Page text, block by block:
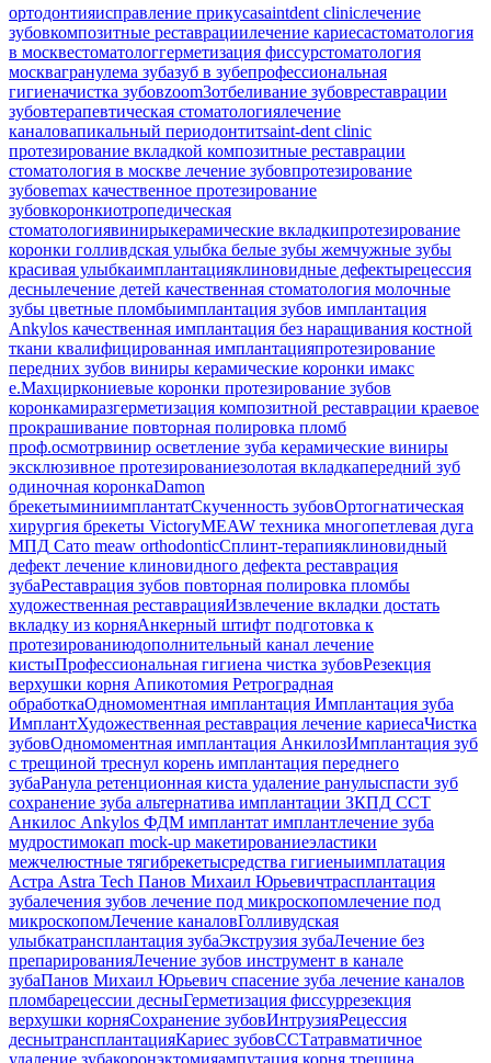
ортодонтияисправление прикусаsaintdent clinicлечение
зубовкомпозитные реставрациилечение кариесастоматология
в москвестоматологгерметизация фиссурстоматология
москвагранулема зубазуб в зубепрофессиональная
гигиеначистка зубовzoom3отбеливание зубовреставрации
зубовтерапевтическая стоматологиялечение
каналовапикальный периодонтитsaint-dent clinic
протезирование вкладкой композитные реставрации
стоматология в москве лечение зубовпротезирование
зубовemax качественное протезирование
зубовкоронкиотропедическая
стоматологиявинирыкерамические вкладкипротезирование
коронки голливдская улыбка белые зубы жемчужные зубы
красивая улыбкаимплантацияклиновидные дефектырецессия
деснылечение детей качественная стоматология молочные
зубы цветные пломбыимплантация зубов имплантация
Ankylos качественная имплантация без наращивания костной
ткани квалифицированная имплантацияпротезирование
передних зубов виниры керамические коронки имакс
e.Maxциркониевые коронки протезирование зубов
коронкамиразгерметизация композитной реставрации краевое
прокрашивание повторная полировка пломб
проф.осмотрвинир осветление зуба керамические виниры
эксклюзивное протезированиезолотая вкладкапередний зуб
одиночная коронкаDamon
брекетыминиимплантатСкученность зубовОртогнатическая
хирургия брекеты VictoryMEAW техника многопетлевая дуга
МПД Сато meaw orthodonticСплинт-терапияклиновидный
дефект лечение клиновидного дефекта реставрация
зубаРеставрация зубов повторная полировка пломбы
художественная реставрацияИзвлечение вкладки достать
вкладку из корняАнкерный штифт подготовка к
протезированиюдополнительный канал лечение
кистыПрофессиональная гигиена чистка зубовРезекция
верхушки корня Апикотомия Ретроградная
обработкаОдномоментная имплантация Имплантация зуба
ИмплантХудожественная реставрация лечение кариесаЧистка
зубовОдномоментная имплантация АнкилозИмплантация зуб
с трещиной треснул корень имплантация переднего
зубаРанула ретенционная киста удаление ранулыспасти зуб
сохранение зуба альтернатива имплантации ЗКПД ССТ
Анкилос Ankylos ФДМ имплантат имплантлечение зуба
мудростимокап mock-up макетированиеэластики
межчелюстные тягибрекетысредства гигиеныимплатация
Астра Astra Tech Панов Михаил Юрьевичтрасплантация
зубалечения зубов лечение под микроскопомлечение под
микроскопомЛечение каналовГолливудская
улыбкатрансплантация зубаЭкструзия зубаЛечение без
препарированияЛечение зубов инструмент в канале
зубаПанов Михаил Юрьевич спасение зуба лечение каналов
пломбарецессии десныГерметизация фиссуррезекция
верхушки корняСохранение зубовИнтрузияРецессия
деснытрансплантацияКариес зубовССТатравматичное